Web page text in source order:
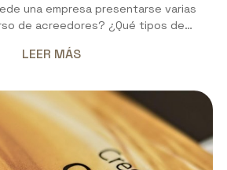
una empresa presentarse varias
de acreedores? ¿Qué tipos de
en procesos de concursos de
a una situación económica límite.
y pequeñas y medianas
que optan por iniciar este proceso
hacer frente a sus obli...
LEER MÁS